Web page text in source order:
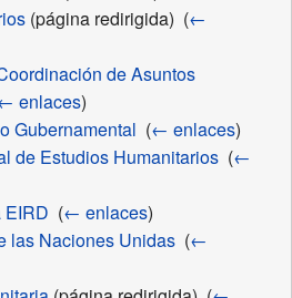
(página redirigida) ‎ (←
de Asuntos
enlaces)
Gubernamental (← enlaces)
de Estudios Humanitarios‎ (←
EIRD (← enlaces)
las Naciones Unidas‎ (←